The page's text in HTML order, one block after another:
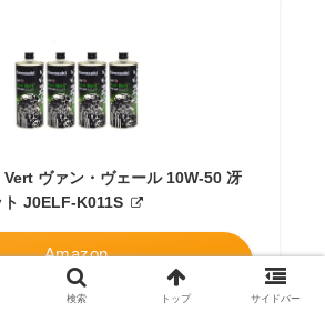
ヴァン・ヴェール 10W-50 冴
J0ELF-K011S
Amazon
検索 トップ サイドバー